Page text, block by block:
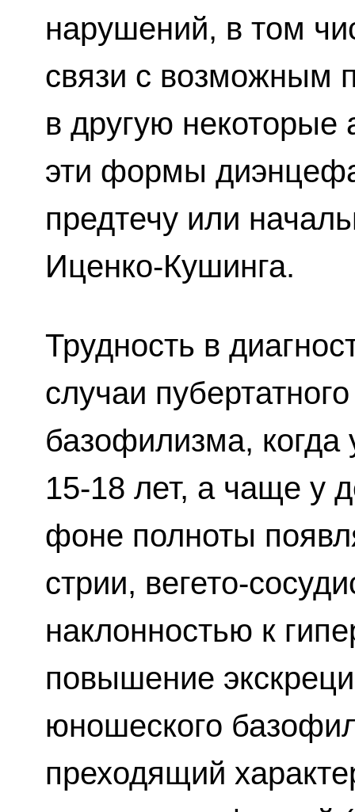
нарушений, в том
связи с возможным
в другую некоторые
эти формы
предтечу или
Иценко-Кушинга.
Трудность в
случаи
базофилизма, когда
15-18 лет, а чаще у
фоне полноты
стрии, вегето-
наклонностью к
повышение
юношеского
преходящий